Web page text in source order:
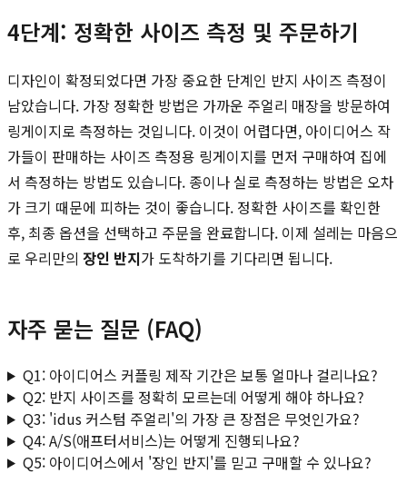
4단계: 정확한 사이즈 측정 및 주문하기
디자인이 확정되었다면 가장 중요한 단계인 반지 사이즈 측정이
남았습니다. 가장 정확한 방법은 가까운 주얼리 매장을 방문하여
링게이지로 측정하는 것입니다. 이것이 어렵다면, 아이디어스 작
가들이 판매하는 사이즈 측정용 링게이지를 먼저 구매하여 집에
서 측정하는 방법도 있습니다. 종이나 실로 측정하는 방법은 오차
가 크기 때문에 피하는 것이 좋습니다. 정확한 사이즈를 확인한
후, 최종 옵션을 선택하고 주문을 완료합니다. 이제 설레는 마음으
로 우리만의 장인 반지가 도착하기를 기다리면 됩니다.
자주 묻는 질문 (FAQ)
Q1: 아이디어스 커플링 제작 기간은 보통 얼마나 걸리나요?
Q2: 반지 사이즈를 정확히 모르는데 어떻게 해야 하나요?
Q3: 'idus 커스텀 주얼리'의 가장 큰 장점은 무엇인가요?
Q4: A/S(애프터서비스)는 어떻게 진행되나요?
Q5: 아이디어스에서 '장인 반지'를 믿고 구매할 수 있나요?